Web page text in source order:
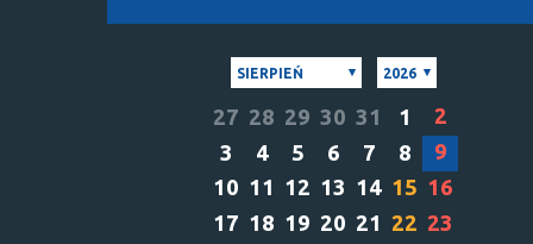
SIERPIEŃ 2026
27 28 29 30 31 1
2
3
4 5 6 7 8
9
10 11 12 13 14 15 16
17 18 19 20 21 22 23